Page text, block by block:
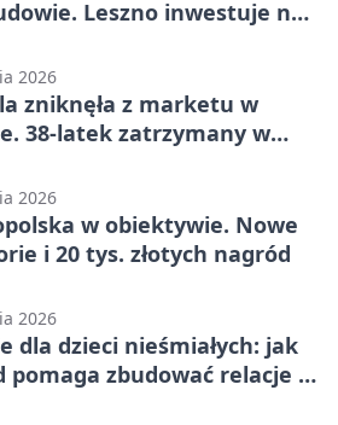
Leszno inwestuje na
2026
zniknęła z marketu w
38-latek zatrzymany w
2026
w obiektywie. Nowe
i 20 tys. złotych nagród
2026
dla dzieci nieśmiałych: jak
pomaga zbudować relacje z